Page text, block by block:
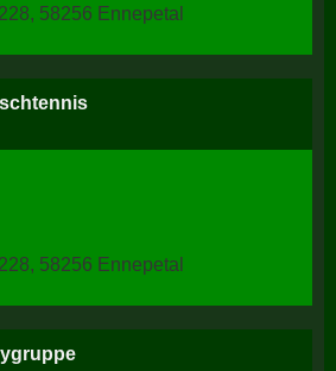
58256 Ennepetal
58256 Ennepetal